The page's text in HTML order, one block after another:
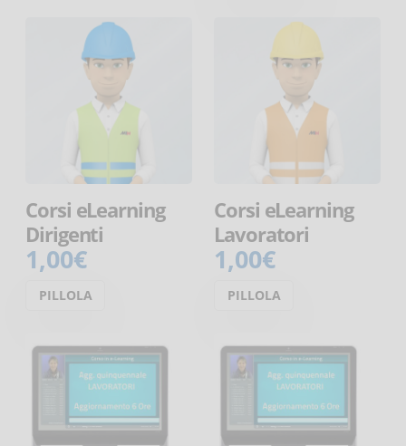
Corsi eLearning
Dirigenti
1,00€
PILLOLA
Corsi eLearning
Lavoratori
1,00€
PILLOLA